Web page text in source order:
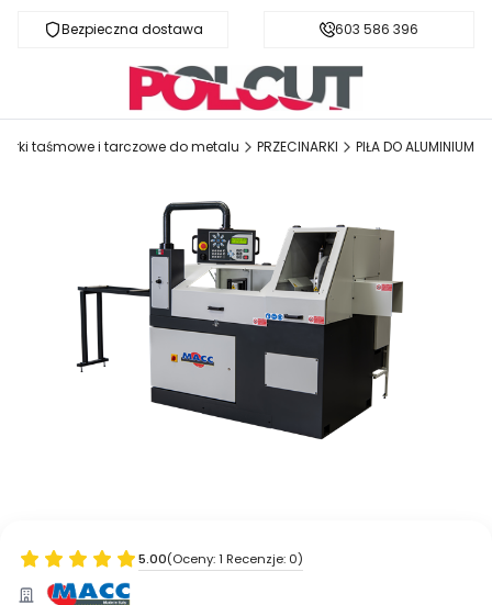
Bezpieczna dostawa Fachowa pomoc
603 586 396
taśmowe i tarczowe do metalu PRZECINARKI PIŁA DO ALUMINIUM
5.00(Oceny: 1 Recenzje: 0)